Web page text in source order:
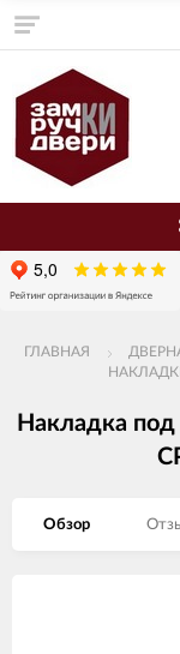
ГЛАВНАЯ
Накладка
Обзор